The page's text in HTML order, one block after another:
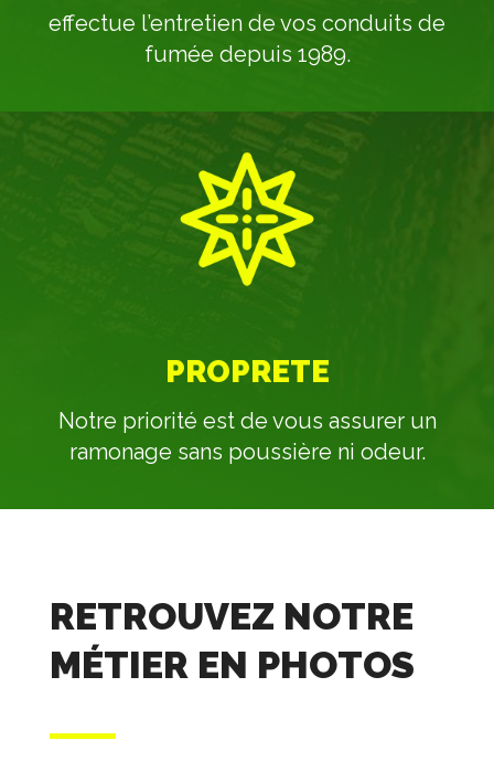
effectue l’entretien de vos conduits de
fumée depuis 1989.
PROPRETE
Notre priorité est de vous assurer un
ramonage sans poussière ni odeur.
RETROUVEZ NOTRE
MÉTIER EN PHOTOS